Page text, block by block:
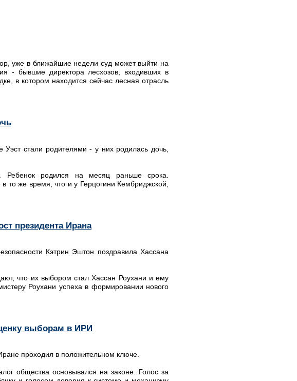
уже в ближайшие недели суд может выйти на
- бывшие директора лесхозов, входивших в
в котором находится сейчас лесная отрасль
стали родителями - у них родилась дочь,
родился на месяц раньше срока.
то же время, что и у Герцогини Кембриджской,
президента Ирана
Кэтрин Эштон поздравила Хассана
что их выбором стал Хассан Роухани и ему
Роухани успеха в формировании нового
выборам в ИРИ
проходил в положительном ключе.
общества основывался на законе. Голос за